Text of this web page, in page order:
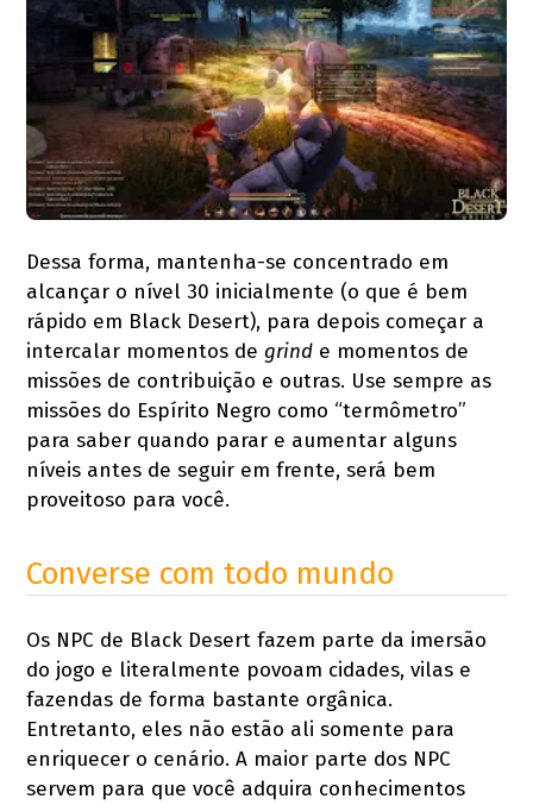
Dessa forma, mantenha-se concentrado em
alcançar o nível 30 inicialmente (o que é bem
rápido em Black Desert), para depois começar a
intercalar momentos degrind e momentos de
missões de contribuição e outras. Use sempre as
missões do Espírito Negro como “termômetro”
para saber quando parar e aumentar alguns
níveis antes de seguir em frente, será bem
proveitoso para você.
Converse com todo mundo
Os NPC de Black Desert fazem parte da imersão
do jogo e literalmente povoam cidades, vilas e
fazendas de forma bastante orgânica.
Entretanto, eles não estão ali somente para
enriquecer o cenário. A maior parte dos NPC
servem para que você adquira conhecimentos